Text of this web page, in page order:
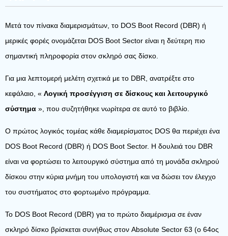
Μετά τον πίνακα διαμερισμάτων, το DOS Boot Record (DBR) ή
μερικές φορές ονομάζεται DOS Boot Sector είναι η δεύτερη πιο
σημαντική πληροφορία στον σκληρό σας δίσκο.
Για μια λεπτομερή μελέτη σχετικά με το DBR, ανατρέξτε στο
κεφάλαιο, « Λογική προσέγγιση σε δίσκους και λειτουργικό
σύστημα », που συζητήθηκε νωρίτερα σε αυτό το βιβλίο.
Ο πρώτος λογικός τομέας κάθε διαμερίσματος DOS θα περιέχει ένα
DOS Boot Record (DBR) ή DOS Boot Sector. Η δουλειά του DBR
είναι να φορτώσει το λειτουργικό σύστημα από τη μονάδα σκληρού
δίσκου στην κύρια μνήμη του υπολογιστή και να δώσει τον έλεγχο
του συστήματος στο φορτωμένο πρόγραμμα.
Το DOS Boot Record (DBR) για το πρώτο διαμέρισμα σε έναν
σκληρό δίσκο βρίσκεται συνήθως στον Absolute Sector 63 (ο 64ος